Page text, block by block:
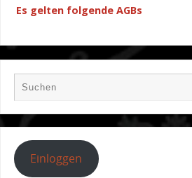
Es gelten folgende AGBs
Einloggen